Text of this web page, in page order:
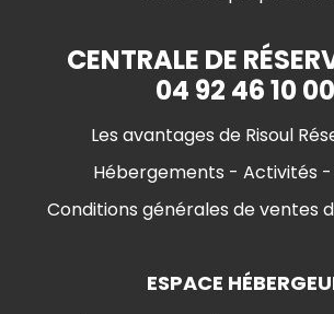
CENTRALE DE
04 92 46 10 00
Les avantages de Risoul
Hébergements - Activités -
Conditions générales de ventes
ESPACE